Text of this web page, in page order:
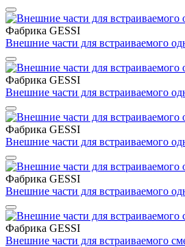
Фабрика GESSI
Внешние части для встраиваемого
Фабрика GESSI
Внешние части для встраиваемого
Фабрика GESSI
Внешние части для встраиваемого
Фабрика GESSI
Внешние части для встраиваемого
Фабрика GESSI
Внешние части для встраиваемого